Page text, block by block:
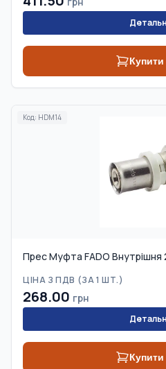
Купити
Код: HDM14
Прес Муфта FADO Внутрішня
ЦІНА З ПДВ (ЗА 1 ШТ.)
268.00 грн
Купити